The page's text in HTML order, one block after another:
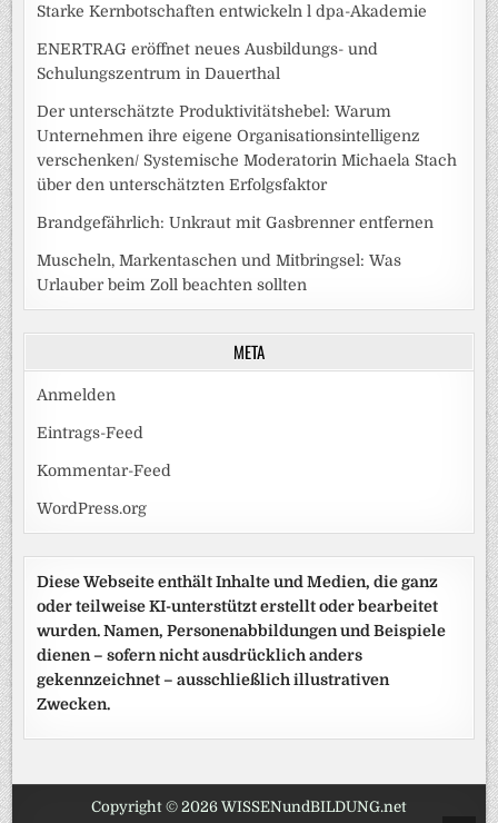
Starke Kernbotschaften entwickeln l dpa-Akademie
ENERTRAG eröffnet neues Ausbildungs- und
Schulungszentrum in Dauerthal
Der unterschätzte Produktivitätshebel: Warum
Unternehmen ihre eigene Organisationsintelligenz
verschenken/ Systemische Moderatorin Michaela Stach
über den unterschätzten Erfolgsfaktor
Brandgefährlich: Unkraut mit Gasbrenner entfernen
Muscheln, Markentaschen und Mitbringsel: Was
Urlauber beim Zoll beachten sollten
META
Anmelden
Eintrags-Feed
Kommentar-Feed
WordPress.org
Diese Webseite enthält Inhalte und Medien, die ganz
oder teilweise KI-unterstützt erstellt oder bearbeitet
wurden. Namen, Personenabbildungen und Beispiele
dienen – sofern nicht ausdrücklich anders
gekennzeichnet – ausschließlich illustrativen
Zwecken.
Copyright © 2026 WISSENundBILDUNG.net